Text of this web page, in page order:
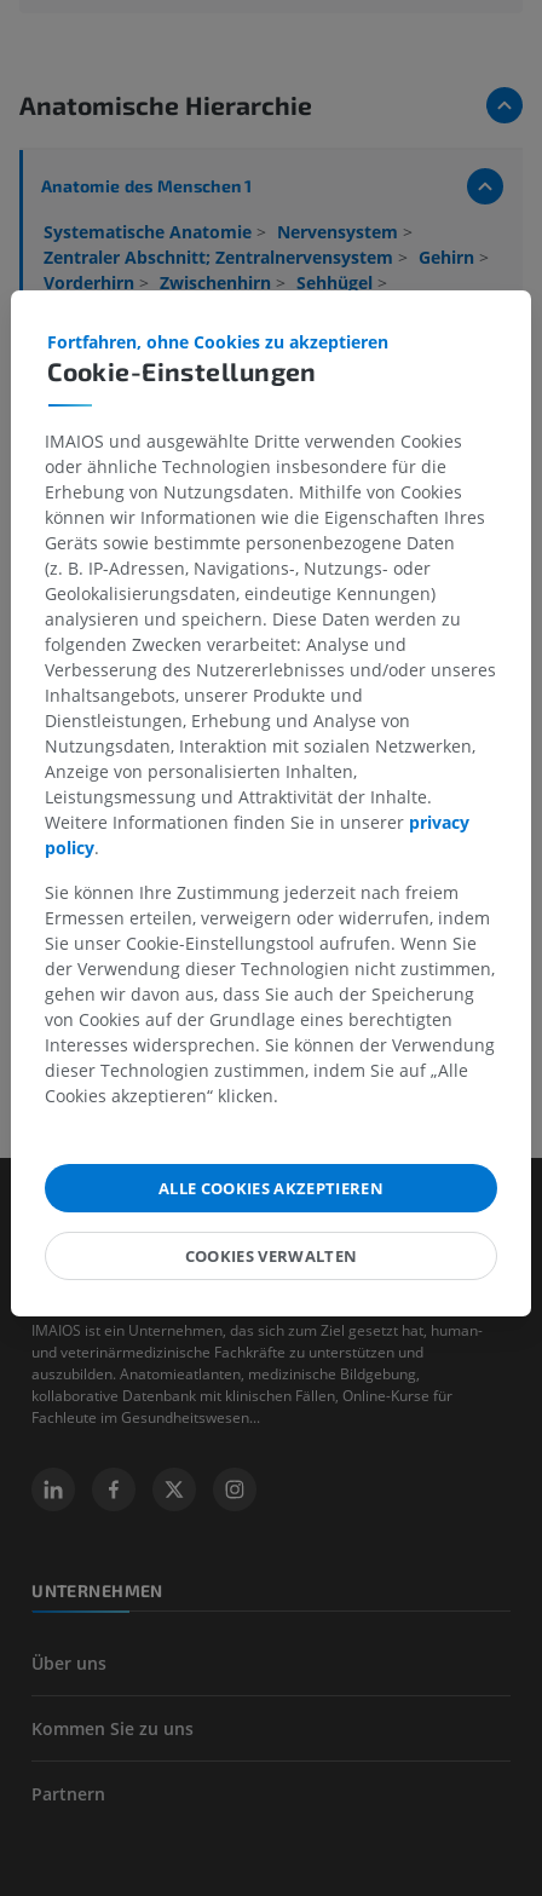
Anatomische Hierarchie
Anatomie des Menschen 1
Systematische Anatomie > Nervensystem >
Zentraler Abschnitt; Zentralnervensystem > Gehirn >
Vorderhirn > Zwischenhirn > Sehhügel >
Ventralkerne des Sehhügels
Mediale Ventralkerne> Ventraler medialer Basalkern
Darunterliegende Strukturen:
Teil gibt es keine zugehörigen Strukturen
Übersetzungen
Sie haben einen Fehler gefunden?
Sie können gerne eine Berichtigung, Übersetzung oder
inhaltliche Verbesserung vorschlagen.
Ein Problem melden
HOLE SIE SICH DIE APP
IMAIOS ist ein Unternehmen, das sich zum Ziel gesetzt hat, human-
und veterinärmedizinische Fachkräfte zu unterstützen und
auszubilden. Anatomieatlanten, medizinische Bildgebung,
kollaborative Datenbank mit klinischen Fällen, Online-Kurse für
Fachleute im Gesundheitswesen...
UNTERNEHMEN
Über uns
Kommen Sie zu uns
Partnern
Cookie-Einstellungen
Fortfahren, ohne Cookies zu akzeptieren
IMAIOS und ausgewählte Dritte verwenden Cookies
oder ähnliche Technologien insbesondere für die
Erhebung von Nutzungsdaten. Mithilfe von Cookies
können wir Informationen wie die Eigenschaften Ihres
Geräts sowie bestimmte personenbezogene Daten
(z. B. IP-Adressen, Navigations-, Nutzungs- oder
Geolokalisierungsdaten, eindeutige Kennungen)
analysieren und speichern. Diese Daten werden zu
folgenden Zwecken verarbeitet: Analyse und
Verbesserung des Nutzererlebnisses und/oder unseres
Inhaltsangebots, unserer Produkte und
Dienstleistungen, Erhebung und Analyse von
Nutzungsdaten, Interaktion mit sozialen Netzwerken,
Anzeige von personalisierten Inhalten,
Leistungsmessung und Attraktivität der Inhalte.
Weitere Informationen finden Sie in unserer privacy
policy.
Sie können Ihre Zustimmung jederzeit nach freiem
Ermessen erteilen, verweigern oder widerrufen, indem
Sie unser Cookie-Einstellungstool aufrufen. Wenn Sie
der Verwendung dieser Technologien nicht zustimmen,
gehen wir davon aus, dass Sie auch der Speicherung
von Cookies auf der Grundlage eines berechtigten
Interesses widersprechen. Sie können der Verwendung
dieser Technologien zustimmen, indem Sie auf „Alle
Cookies akzeptieren“ klicken.
ALLE COOKIES AKZEPTIEREN
COOKIES VERWALTEN